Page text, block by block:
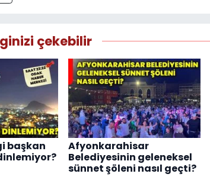
çekebilir
başkan
Afyonkarahisar
Belediyesinin geleneksel
sünnet şöleni nasıl geçti?